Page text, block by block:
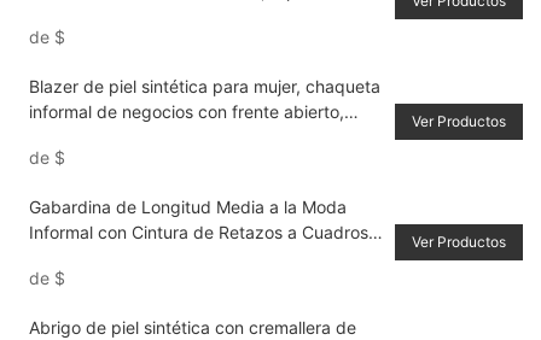
de $
Blazer de piel sintética para mujer, chaqueta
informal de negocios con frente abierto,
con bolsillos
de $
Ver Productos
Gabardina de Longitud Media a la Moda
Informal con Cintura de Retazos a Cuadros
de Traje Cruzado a Prueba de Viento, Corte
de $
Ver Productos
Abrigo de piel sintética con cremallera de